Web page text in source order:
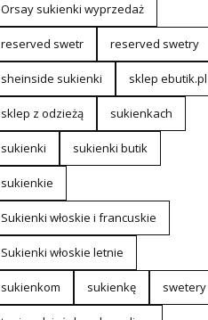
Orsay sukienki wyprzedaż
reserved swetr reserved swetry
sheinside sukienki sklep ebutik.pl
sklep z odzieżą sukienkach
sukienki sukienki butik
sukienkie
Sukienki włoskie i francuskie
Sukienki włoskie letnie
sukienkom sukienkę swetery